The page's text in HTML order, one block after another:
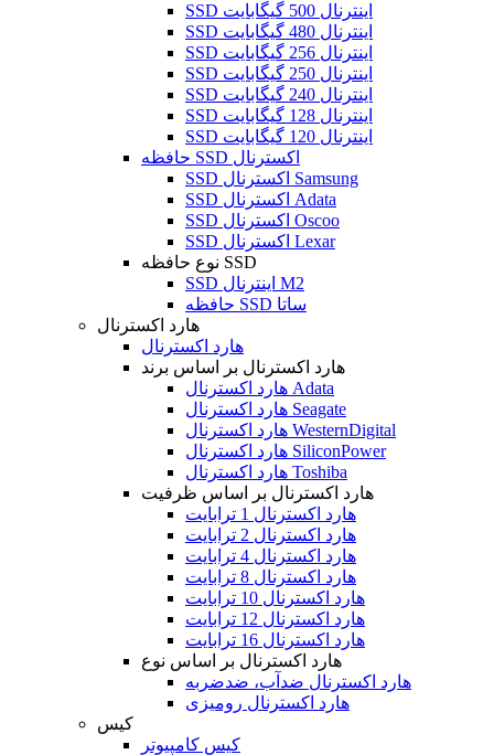
SSD اینترنال 500 گیگابایت
SSD اینترنال 480 گیگابایت
SSD اینترنال 256 گیگابایت
SSD اینترنال 250 گیگابایت
SSD اینترنال 240 گیگابایت
SSD اینترنال 128 گیگابایت
SSD اینترنال 120 گیگابایت
حافظه SSD اکسترنال
SSD اکسترنال Samsung
SSD اکسترنال Adata
SSD اکسترنال Oscoo
SSD اکسترنال Lexar
نوع حافظه SSD
SSD اینترنال M2
حافظه SSD ساتا
هارد اکسترنال
هارد اکسترنال
هارد اکسترنال بر اساس برند
هارد اکسترنال Adata
هارد اکسترنال Seagate
هارد اکسترنال WesternDigital
هارد اکسترنال SiliconPower
هارد اکسترنال Toshiba
هارد اکسترنال بر اساس ظرفیت
هارد اکسترنال 1 ترابایت
هارد اکسترنال 2 ترابایت
هارد اکسترنال 4 ترابایت
هارد اکسترنال 8 ترابایت
هارد اکسترنال 10 ترابایت
هارد اکسترنال 12 ترابایت
هارد اکسترنال 16 ترابایت
هارد اکسترنال بر اساس نوع
هارد اکسترنال ضدآب، ضدضربه
هارد اکسترنال رومیزی
کیس
کیس کامپیوتر